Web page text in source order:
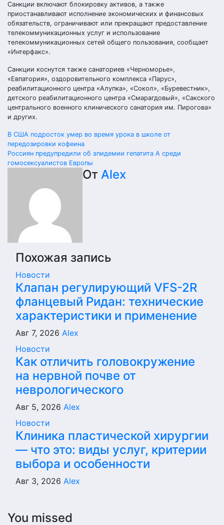
Санкции включают блокировку активов, а также
приостанавливают исполнение экономических и финансовых
обязательств, ограничивают или прекращают предоставление
телекоммуникационных услуг и использование
телекоммуникационных сетей общего пользования, сообщает
«Интерфакс».
Санкции коснутся также санаториев «Черноморье»,
«Евпатория», оздоровительного комплекса «Парус»,
реабилитационного центра «Алупка», «Сокол», «Буревестник»,
детского реабилитационного центра «Смарагдовый», «Сакского
центрального военного клинического санатория им. Пирогова»
и других.
Навигация
по
В США подросток умер во время урока в школе от
передозировки кофеина
Россиян предупредили об эпидемии гепатита А среди
гомосексуалистов Европы
От Alex
Похожая запись
Новости
Клапан регулирующий VFS-2R
фланцевый Ридан: технические
характеристики и применение
Авг 7, 2026 Alex
Новости
Как отличить головокружение
на нервной почве от
неврологического
Авг 5, 2026 Alex
Новости
Клиника пластической хирургии
— что это: виды услуг, критерии
выбора и особенности
Авг 3, 2026 Alex
You missed